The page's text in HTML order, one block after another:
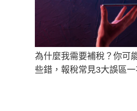
為什麼我需要補稅？你可
些錯，報稅常見3大誤區